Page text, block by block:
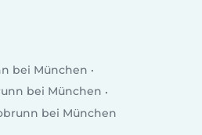
bei München
bei München
bei München